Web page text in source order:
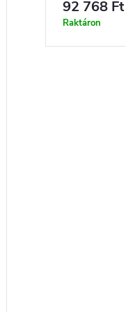
92 768 Ft
Raktáron